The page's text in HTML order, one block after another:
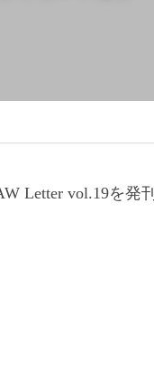
Letter vol.19を発刊